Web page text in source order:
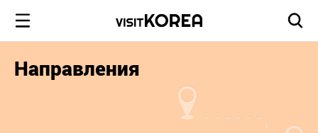
Направления